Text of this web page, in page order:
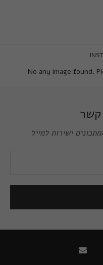
No any image found.
ישירות למייל